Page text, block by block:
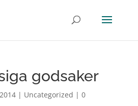
godsaker
| Uncategorized | 0